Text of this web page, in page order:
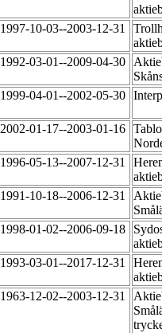
1997-10-03--2003-12-31
1992-03-01--2009-04-30
1999-04-01--2002-05-30
2002-01-17--2003-01-16
1996-05-13--2007-12-31
1991-10-18--2006-12-31
1998-01-02--2006-09-18
1993-03-01--2017-12-31
1963-12-02--2003-12-31